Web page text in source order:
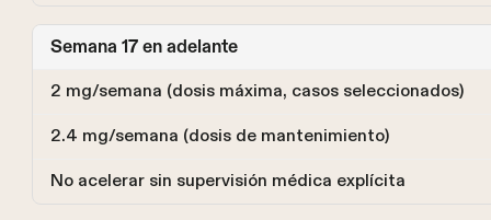
Semana 17 en adelante
2 mg/semana (dosis máxima, casos seleccionados)
2.4 mg/semana (dosis de mantenimiento)
No acelerar sin supervisión médica explícita